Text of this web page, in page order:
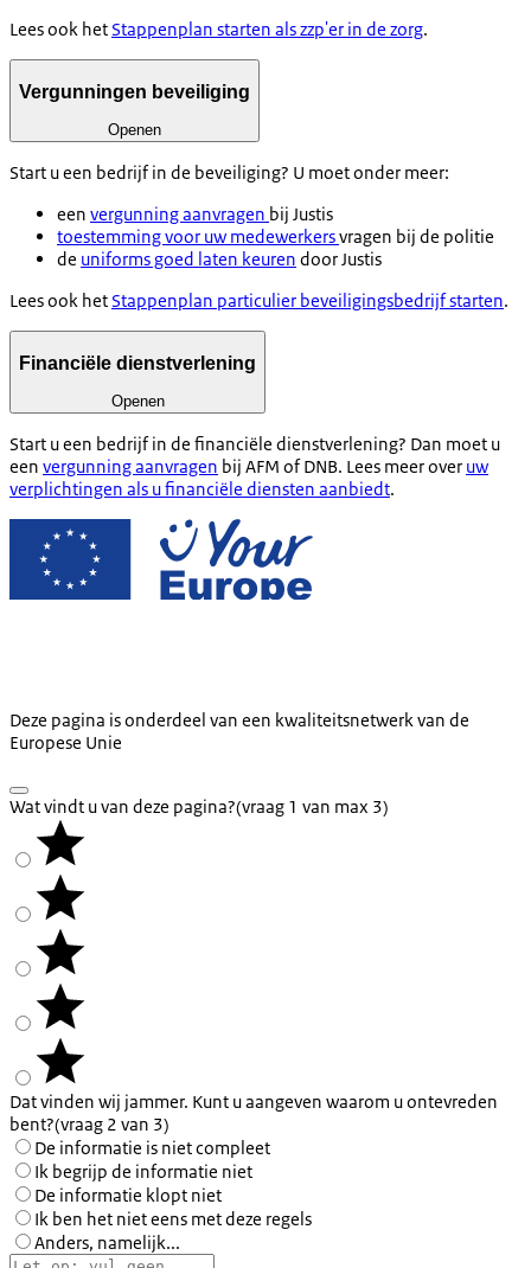
Lees ook hetStappenplan starten als zzp'er in de zorg.
Vergunningen beveiliging
Openen
Start u een bedrijf in de beveiliging? U moet onder meer:
een vergunning aanvragen bij Justis
toestemming voor uw medewerkersvragen bij de politie
de uniforms goed laten keuren door Justis
Lees ook hetStappenplan particulier beveiligingsbedrijf starten.
Financiële dienstverlening
Openen
Start u een bedrijf in de financiële dienstverlening? Dan moet u
een vergunning aanvragen bij AFM of DNB. Lees meer over uw
verplichtingen als u financiële diensten aanbiedt.
Deze pagina is onderdeel van een kwaliteitsnetwerk van de
Europese Unie
Wat vindt u van deze pagina?(vraag 1 van max 3)
Dat vinden wij jammer. Kunt u aangeven waarom u ontevreden
bent?(vraag 2 van 3)
De informatie is niet compleet
Ik begrijp de informatie niet
De informatie klopt niet
Ik ben het niet eens met deze regels
Anders, namelijk...